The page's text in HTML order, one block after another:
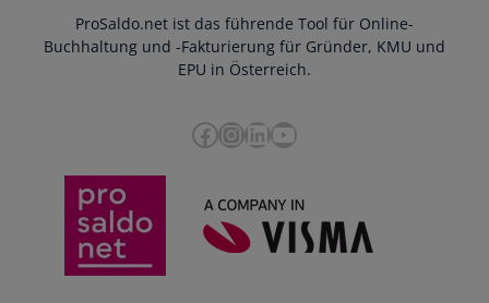
Presse
Datenschutz
Bankdatenimport
Zusammenarbeit mit Steuerberater
e-Rechnung an den Bund
Blog
Ratgeber
Newsletter
ProSaldo.net ist das führende Tool für Online-
Buchhaltung und -Fakturierung für Gründer, KMU und
EPU in Österreich.
Facebook InstagramLinkedIn YouTube